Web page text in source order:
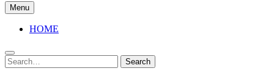
Menu
HOME
Search
for:
Search